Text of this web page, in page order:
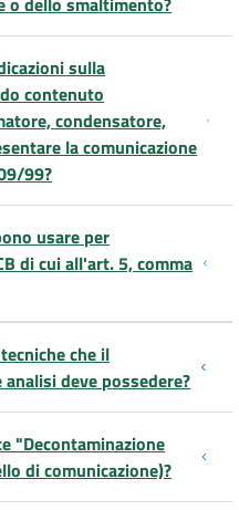
sulla
contenuto
condensatore,
la comunicazione
99?
usare per
di cui all'art. 5, comma
che il
deve possedere?
"Decontaminazione
di comunicazione)?